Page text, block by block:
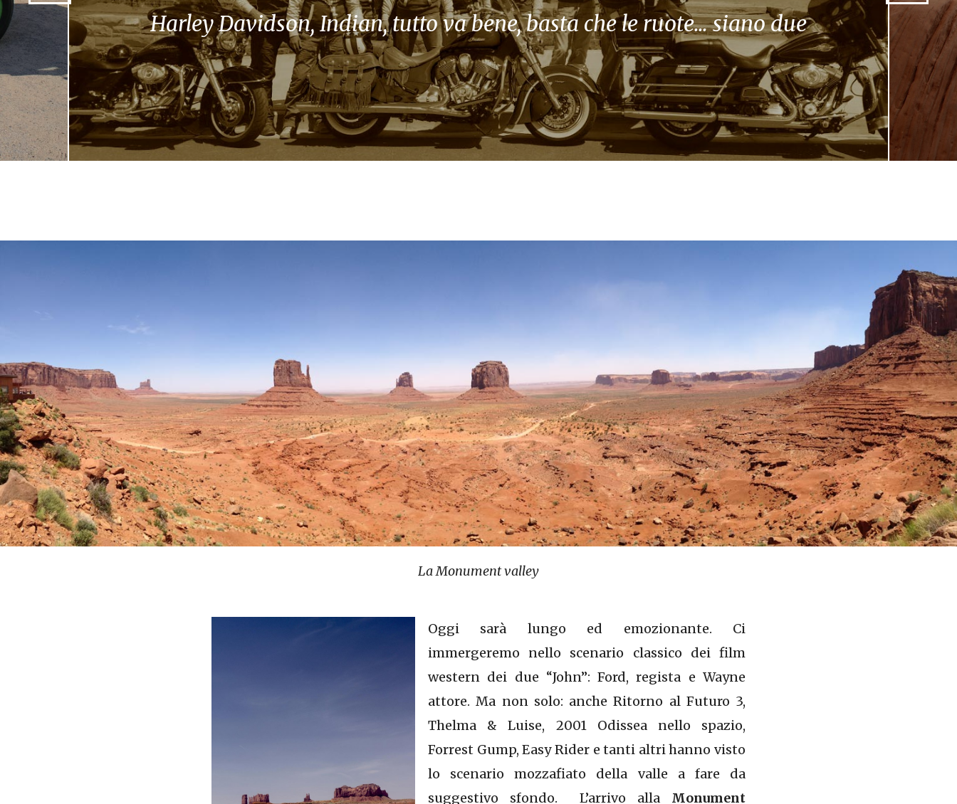
Harley Davidson, Indian, tutto va bene, basta che le ruote... siano due
La Monument valley
Oggi sarà lungo ed emozionante. Ci
immergeremo nello scenario classico dei film
western dei due “John”: Ford, regista e Wayne
attore. Ma non solo: anche Ritorno al Futuro 3,
Thelma & Luise, 2001 Odissea nello spazio,
Forrest Gump, Easy Rider e tanti altri hanno visto
lo scenario mozzafiato della valle a fare da
suggestivo sfondo. L’arrivo alla Monument